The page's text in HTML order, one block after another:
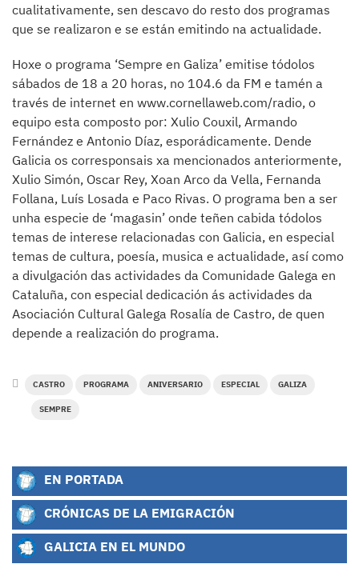
cualitativamente, sen descavo do resto dos programas
que se realizaron e se están emitindo na actualidade.
Hoxe o programa ‘Sempre en Galiza’ emitise tódolos
sábados de 18 a 20 horas, no 104.6 da FM e tamén a
través de internet en www.cornellaweb.com/radio, o
equipo esta composto por: Xulio Couxil, Armando
Fernández e Antonio Díaz, esporádicamente. Dende
Galicia os corresponsais xa mencionados anteriormente,
Xulio Simón, Oscar Rey, Xoan Arco da Vella, Fernanda
Follana, Luís Losada e Paco Rivas. O programa ben a ser
unha especie de ‘magasin’ onde teñen cabida tódolos
temas de interese relacionadas con Galicia, en especial
temas de cultura, poesía, musica e actualidade, así como
a divulgación das actividades da Comunidade Galega en
Cataluña, con especial dedicación ás actividades da
Asociación Cultural Galega Rosalía de Castro, de quen
depende a realización do programa.
CASTRO PROGRAMA ANIVERSARIO ESPECIAL GALIZA
SEMPRE
EN PORTADA
CRÓNICAS DE LA EMIGRACIÓN
GALICIA EN EL MUNDO